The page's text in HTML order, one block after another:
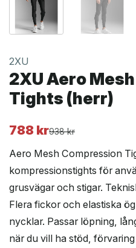
2XU
2XU Aero
Tights (herr)
938kr
Det
priset
var:
938 kr.
788 kr
Det
priset
är:
788 kr.
Aero Mesh Compression
kompressionstights för
grusvägar och stigar.
Flera fickor och elastiska
nycklar. Passar löpning,
när du vill ha stöd,